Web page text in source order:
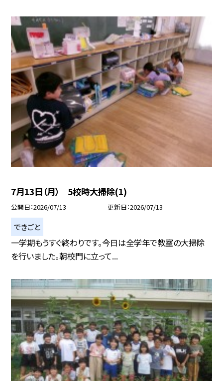
7月13日（月） 5校時大掃除(1)
公開日 2026/07/13 更新日 2026/07/13
できごと
一学期もうすぐ終わりです。今日は全学年で教室の大掃除
を行いました。朝校門に立って...